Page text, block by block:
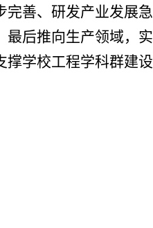
完善、研发产业发展
最后推向生产领域，
学校工程学科群建设